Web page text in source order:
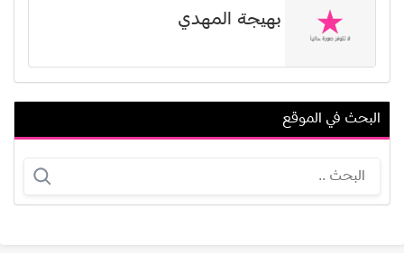
بهيجة المهدي
شادي أسود
البحث في الموقع